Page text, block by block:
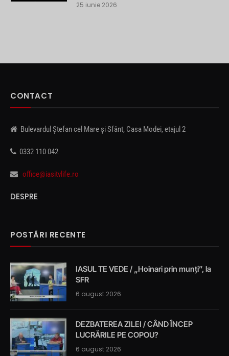
25 iunie 2026
CONTACT
Bulevardul Ștefan cel Mare și Sfânt, Casa Modei, etajul 2
0332 110 042
office@iasitvlife.ro
DESPRE
POSTĂRI RECENTE
IASUL TE VEDE / „Hoinari prin munți”, la
SFR
6 august 2026
DEZBATEREA ZILEI / CÂND ÎNCEP
LUCRĂRILE PE COPOU?
6 august 2026